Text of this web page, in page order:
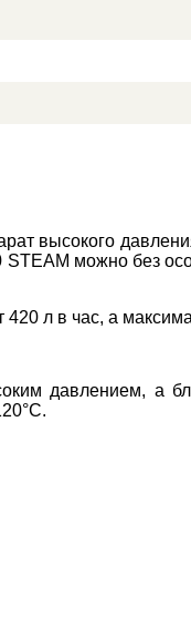
высокого
можно без
420 л в час, а
давлением, а